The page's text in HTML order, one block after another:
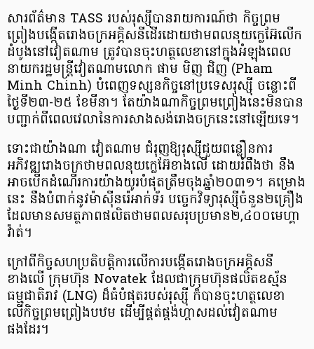
សារព័ត៌មាន TASS របស់រុស្ស៊ីបានរាយការណ៍ថា កិច្ចព្រម
ព្រៀងបង្កើតរោងចក្រអគ្គិសនីដើរដោយថាមពលនុយក្លេអ៊ែលើក
ដំបូងនៅវៀតណាម ត្រូវបានចុះហត្ថលេខានៅក្នុងអំឡុងពេល
នាយករដ្ឋមន្ត្រីវៀតណាមលោក ផាម មិញ ជិញ (Pham
Minh Chinh) បំពេញទស្សនកិច្ចនៅប្រទេសរុស្ស៊ី ចន្លោះពី
ថ្ងៃទី២៣-២៥ ខែមីនា។ តែយ៉ាងណាកិច្ចព្រមព្រៀងនេះមិនបាន
បញ្ជាក់ពីពេលវេលានៃការសាងសង់រោងចក្រនេះនៅឡើយទេ។
ទោះជាយ៉ាងណា វៀតណាម ជំរុញឱ្យរុស្ស៊ីជួយពន្លឿនការ
អភិវឌ្ឍរោងចក្រថាមពលនុយក្លេអ៊ែខាងលើ ដោយរំពឹងថា នឹង
អាចបើកដំណើរការយ៉ាងយូរបំផុតត្រឹមចុងឆ្នាំ២០៣១។ គម្រោង
នេះ នឹងបំពាក់នូវម៉ាស៊ីនរ៉េអាក់ទ័រ បច្ចេកវិទ្យារុស្ស៊ីចំនួន២គ្រឿង
ដែលមានសមត្ថភាពផលិតថាមពលសរុបប្រមាន២,៤០០មេហ្គា
វ៉ាត់។
ក្រៅពីកិច្ចសហប្រតិបត្តិការលើការបង្កើតរោងចក្រអគ្គិសនី
ខាងលើ ក្រុមហ៊ុន Novatek ដែលជាក្រុមហ៊ុនផលិតឧស្ម័ន
ធម្មជាតិរាវ (LNG) ដ៏ធំបំផុតរបស់រុស្ស៊ី ក៏បានចុះហត្ថលេខា
លើកិច្ចព្រមព្រៀងបឋម ដើម្បីផ្គត់ផ្គង់ហ្គាសដល់វៀតណាម
ផងដែរ។